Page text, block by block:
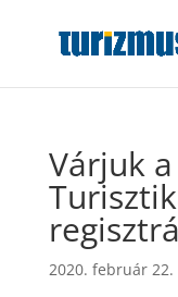
Várjuk
2020. február 22.